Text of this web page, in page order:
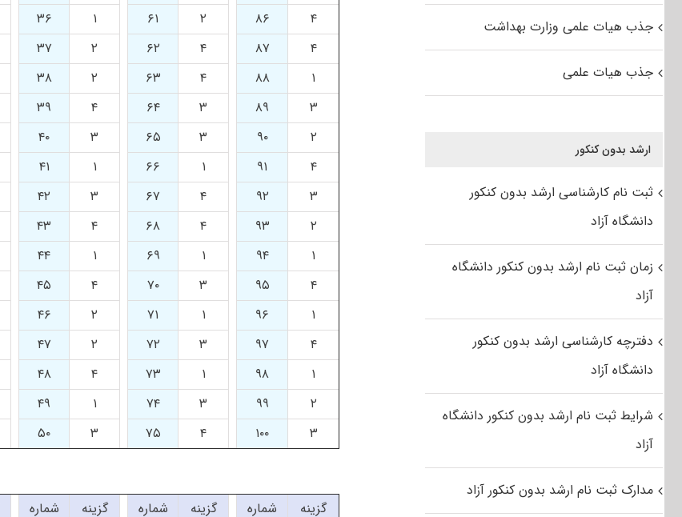
۴
۸۶ ۲ ۶۱ ۱ ۳۶
۴
۸۷ ۴ ۶۲ ۲ ۳۷
۱
۸۸ ۴ ۶۳ ۲ ۳۸
۳
۸۹ ۳ ۶۴ ۴ ۳۹
۲
۹۰ ۳ ۶۵ ۳ ۴۰
۴
۹۱ ۱ ۶۶ ۱ ۴۱
۳
۹۲ ۴ ۶۷ ۳ ۴۲
۲
۹۳ ۴ ۶۸ ۴ ۴۳
۱
۹۴ ۱ ۶۹ ۱ ۴۴
۴
۹۵ ۳ ۷۰ ۴ ۴۵
۱
۹۶ ۱ ۷۱ ۲ ۴۶
۴
۹۷ ۳ ۷۲ ۲ ۴۷
۱
۹۸ ۱ ۷۳ ۴ ۴۸
۲
۹۹ ۳ ۷۴ ۱ ۴۹
۳
۱۰۰ ۴ ۷۵ ۳ ۵۰
گزینه شماره گزینه شماره گزینه شماره
جذب هیات علمی وزارت بهداشت
جذب هیات علمی
ارشد بدون کنکور
ثبت نام کارشناسی ارشد بدون کنکور
دانشگاه آزاد
زمان ثبت نام ارشد بدون کنکور دانشگاه
آزاد
دفترچه کارشناسی ارشد بدون کنکور
دانشگاه آزاد
شرایط ثبت نام ارشد بدون کنکور دانشگاه
آزاد
مدارک ثبت نام ارشد بدون کنکور آزاد